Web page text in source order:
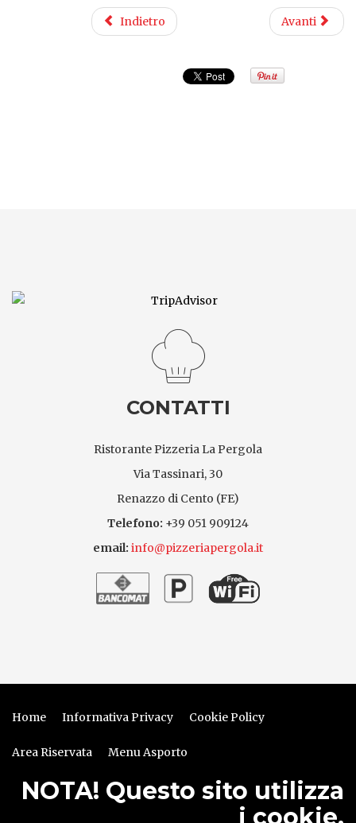
Indietro Avanti
CONTATTI
Ristorante Pizzeria La Pergola
Via Tassinari, 30
Renazzo di Cento (FE)
Telefono: +39 051 909124
email: info@pizzeriapergola.it
Home Informativa Privacy Cookie Policy
Area Riservata Menu Asporto
NOTA! Questo sito utilizza
i cookie.